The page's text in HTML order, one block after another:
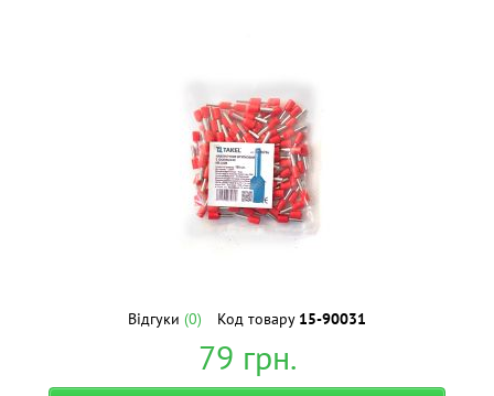
Відгуки (0) Код товару 15-90031
79 грн.